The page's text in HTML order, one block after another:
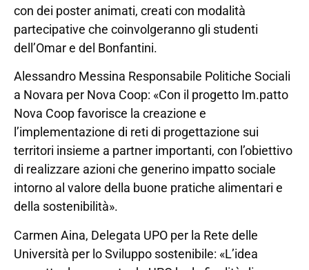
con dei poster animati, creati con modalità
partecipative che coinvolgeranno gli studenti
dell’Omar e del Bonfantini.
Alessandro Messina Responsabile Politiche Sociali
a Novara per Nova Coop: «Con il progetto Im.patto
Nova Coop favorisce la creazione e
l’implementazione di reti di progettazione sui
territori insieme a partner importanti, con l’obiettivo
di realizzare azioni che generino impatto sociale
intorno al valore della buone pratiche alimentari e
della sostenibilità».
Carmen Aina, Delegata UPO per la Rete delle
Università per lo Sviluppo sostenibile: «L’idea